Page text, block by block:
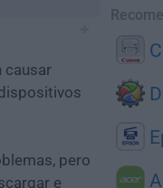
causar
pero
e